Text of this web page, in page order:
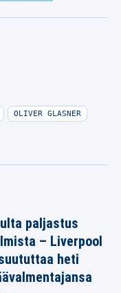
OLIVER GLASNER
paljastus
– Liverpool
heti